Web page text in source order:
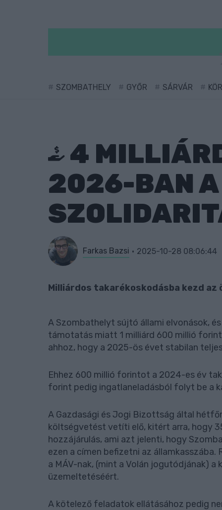
SZOMBATHELY GYŐR SÁRVÁR
4
2026-BAN A
Farkas Bazsi 2025-10-28 08:06:44
Milliárdos takarékoskodásba kezd az
A Szombathelyt sújtó állami elvonások,
támotatás miatt 1 milliárd 600 millió
ahhoz, hogy a 2025-ös évet stabilan
Ehhez 600 millió forintot a 2024-es év
forint pedig ingatlaneladásból folyt be a
A Gazdasági és Jogi Bizottság által
költségvetést vetíti elő, kitért arra, hogy
hozzájárulás, ami azt jelenti, hogy
ezen a címen befizetni az
a MÁV-nak, (mint a Volán jogutódjának)
üzemeltetéséért.
A kötelező feladatok ellátásához pedig